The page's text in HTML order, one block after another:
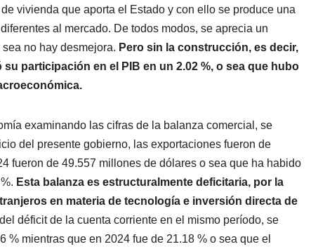
vivienda que aporta el Estado y con ello se produce una
al mercado. De todos modos, se aprecia un
no hay desmejora. Pero sin la construcción, es decir,
participación en el PIB en un 2.02 %, o sea que hubo
examinando las cifras de la balanza comercial, se
del presente gobierno, las exportaciones fueron de
fueron de 49.557 millones de dólares o sea que ha habido
Esta balanza es estructuralmente deficitaria, por la
en materia de tecnología e inversión directa de
déficit de la cuenta corriente en el mismo período, se
% mientras que en 2024 fue de 21.18 % o sea que el